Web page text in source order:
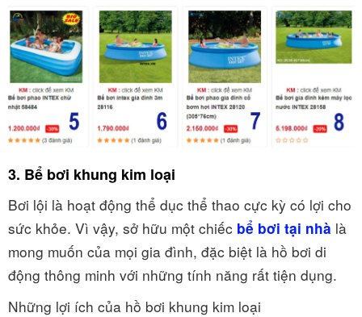
3. Bể bơi khung kim loại
Bơi lội là hoạt động thể dục thể thao cực kỳ có lợi cho
sức khỏe. Vì vậy, sở hữu một chiếc bể bơi tại nhà là
mong muốn của mọi gia đình, đặc biệt là hồ bơi di
động thông minh với những tính năng rất tiện dụng.
Những lợi ích của hồ bơi khung kim loại